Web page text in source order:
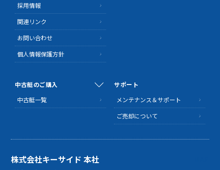
採用情報
関連リンク
お問い合わせ
個人情報保護方針
中古艇のご購入
中古艇一覧
サポート
メンテナンス＆サポート
ご売却について
株式会社キーサイド 本社